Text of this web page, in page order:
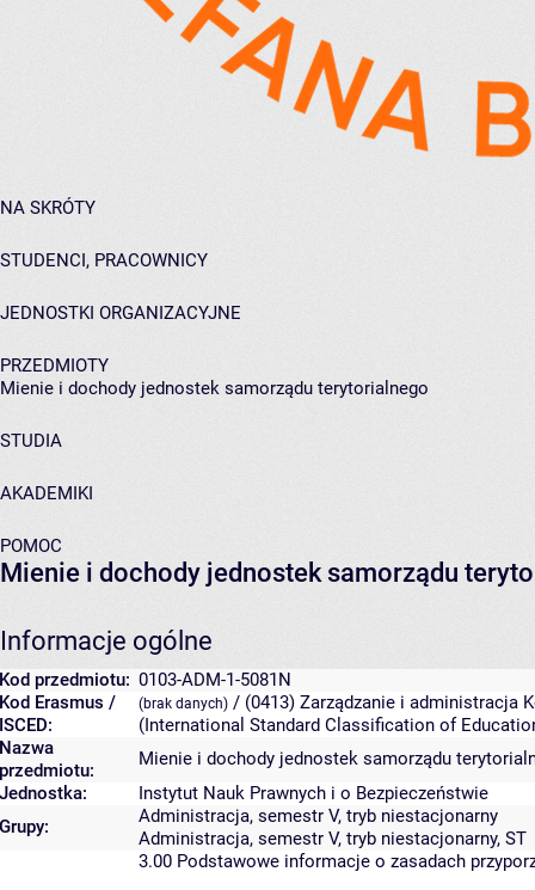
NA SKRÓTY
STUDENCI, PRACOWNICY
JEDNOSTKI ORGANIZACYJNE
PRZEDMIOTY
Mienie i dochody jednostek samorządu terytorialnego
STUDIA
AKADEMIKI
POMOC
Mienie i dochody jednostek samorządu
Informacje ogólne
Kod przedmiotu: 0103-ADM-1-5081N
Kod Erasmus /
ISCED:
(brak danych) / (0413) Zarządzanie i administracja
(International Standard Classification of
Nazwa
przedmiotu:
Mienie i dochody jednostek samorządu
Jednostka:
Instytut Nauk Prawnych i o Bezpieczeństwie
Grupy:
Administracja, semestr V, tryb niestacjonarny
Administracja, semestr V, tryb niestacjonarny, ST
3.00 Podstawowe informacje o zasadach